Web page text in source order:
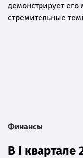
демонстрирует
стремительные
Финансы
В I квартале